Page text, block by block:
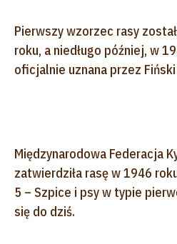
Pierwszy wzorzec rasy
roku, a niedługo później, w
oficjalnie uznana przez
Międzynarodowa Federacja
zatwierdziła rasę w 1946
5 – Szpice i psy w typie
się do dziś.